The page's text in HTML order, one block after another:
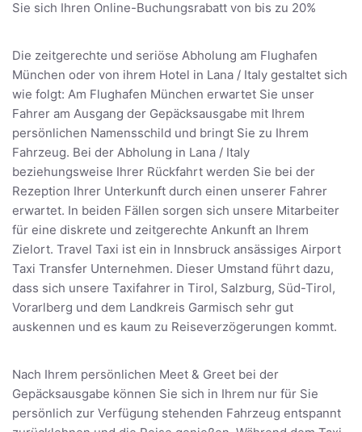
Sie sich Ihren Online-Buchungsrabatt von bis zu 20%
Die zeitgerechte und seriöse Abholung am Flughafen
München oder von ihrem Hotel in Lana / Italy gestaltet sich
wie folgt: Am Flughafen München erwartet Sie unser
Fahrer am Ausgang der Gepäcksausgabe mit Ihrem
persönlichen Namensschild und bringt Sie zu Ihrem
Fahrzeug. Bei der Abholung in Lana / Italy
beziehungsweise Ihrer Rückfahrt werden Sie bei der
Rezeption Ihrer Unterkunft durch einen unserer Fahrer
erwartet. In beiden Fällen sorgen sich unsere Mitarbeiter
für eine diskrete und zeitgerechte Ankunft an Ihrem
Zielort. Travel Taxi ist ein in Innsbruck ansässiges Airport
Taxi Transfer Unternehmen. Dieser Umstand führt dazu,
dass sich unsere Taxifahrer in Tirol, Salzburg, Süd-Tirol,
Vorarlberg und dem Landkreis Garmisch sehr gut
auskennen und es kaum zu Reiseverzögerungen kommt.
Nach Ihrem persönlichen Meet & Greet bei der
Gepäcksausgabe können Sie sich in Ihrem nur für Sie
persönlich zur Verfügung stehenden Fahrzeug entspannt